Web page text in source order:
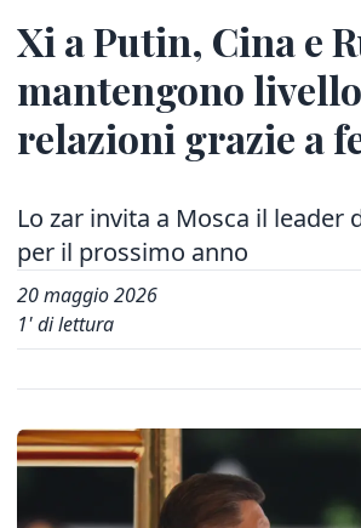
Xi a Putin, Cina e
mantengono
relazioni grazie a
Lo zar invita a Mosca il leader
per il prossimo anno
20 maggio 2026
1' di lettura